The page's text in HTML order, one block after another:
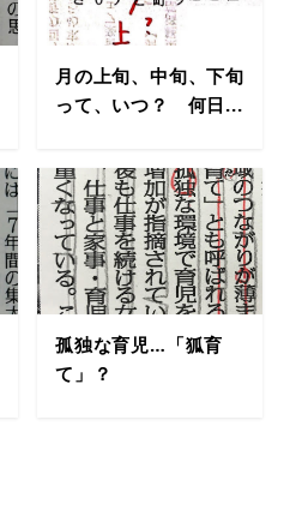
月の上旬、中旬、下旬
って、いつ？ 何日...
孤独な育児…「狐育
て」？